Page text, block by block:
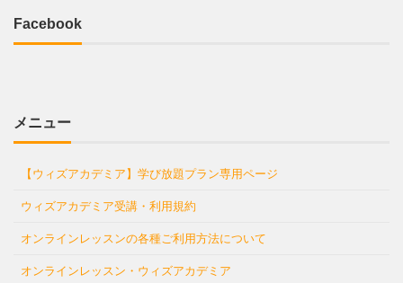
Facebook
メニュー
【ウィズアカデミア】学び放題プラン専用ページ
ウィズアカデミア受講・利用規約
オンラインレッスンの各種ご利用方法について
オンラインレッスン・ウィズアカデミア